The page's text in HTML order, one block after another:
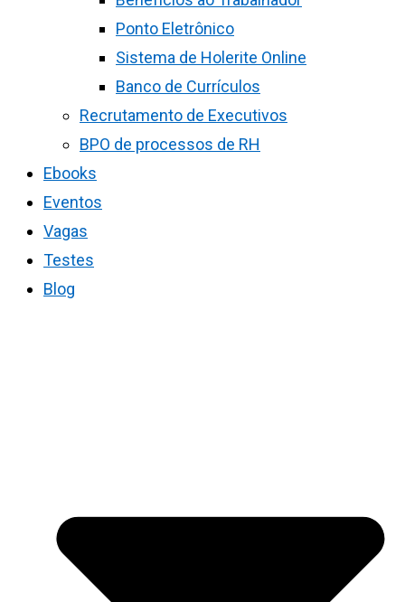
Ponto Eletrônico
Sistema de Holerite Online
Banco de Currículos
Recrutamento de Executivos
BPO de processos de RH
Ebooks
Eventos
Vagas
Testes
Blog